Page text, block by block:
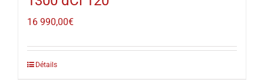
16 990,00€
Détails